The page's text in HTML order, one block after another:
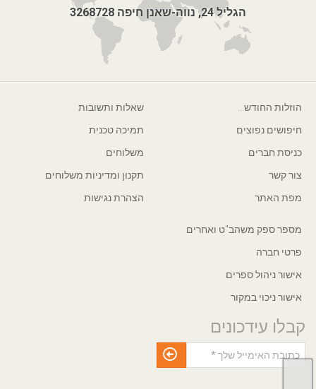
הגליל 24, נווה-שאנן חיפה 3268728
הוזלות החודש...
חיפושים נפוצים
כניסת חברים
צור קשר
מפת האתר
שאלות ותשובות
תמיכה טכנית
משלוחים
תקנון ומדיניות משלוחים
הצהרת נגישות
מספר ספק משהב"ט ואחרים
פרטי חברה
אישור ניהול ספרים
אישור ניכוי במקור
קבלו עידכונים